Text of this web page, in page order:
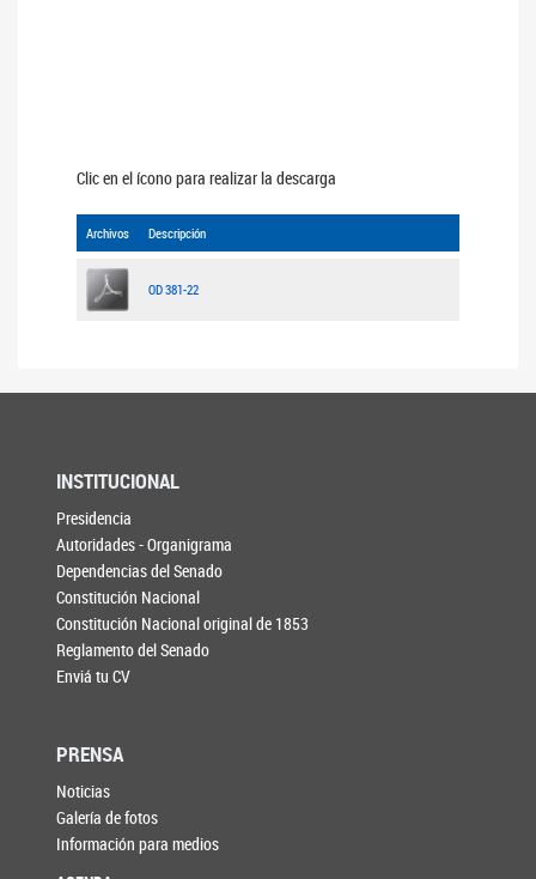
Clic en el ícono para realizar la descarga
Archivos Descripción
OD 381-22
INSTITUCIONAL
Presidencia
Autoridades - Organigrama
Dependencias del Senado
Constitución Nacional
Constitución Nacional original de 1853
Reglamento del Senado
Enviá tu CV
PRENSA
Noticias
Galería de fotos
Información para medios